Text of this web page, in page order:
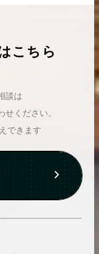
こちら
談は
ください。
できます